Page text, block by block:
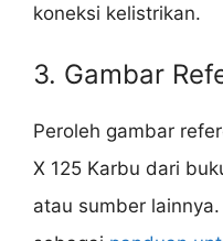
koneksi kelistrikan.
3. Gambar
Peroleh gambar
X 125 Karbu dari
atau sumber